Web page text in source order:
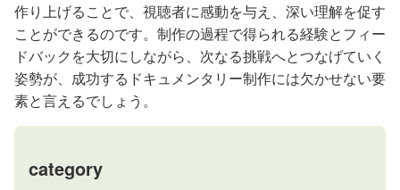
作り上げることで、視聴者に感動を与え、深い理解を促す
ことができるのです。制作の過程で得られる経験とフィー
ドバックを大切にしながら、次なる挑戦へとつなげていく
姿勢が、成功するドキュメンタリー制作には欠かせない要
素と言えるでしょう。
category